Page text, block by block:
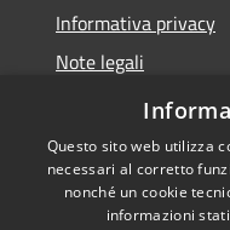
Informativa privacy
Note legali
Dichiarazione di
Questo sito web utilizza
necessari al corretto
nonché un cookie
informazioni